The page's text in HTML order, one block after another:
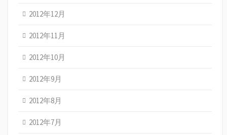
2012年12月
2012年11月
2012年10月
2012年9月
2012年8月
2012年7月